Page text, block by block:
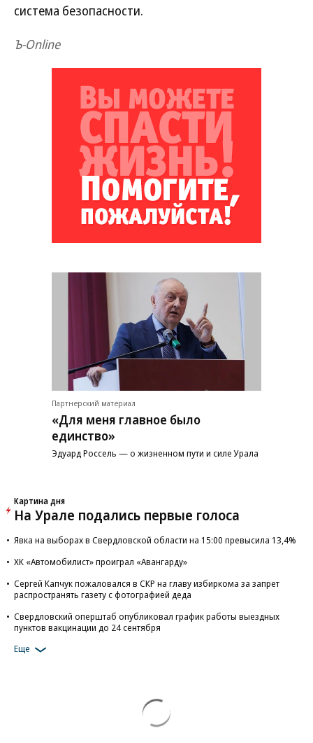
система безопасности.
Ъ-Online
Партнерский материал
«Для меня главное было
единство»
Эдуард Россель — о жизненном пути и силе Урала
Картина дня
На Урале подались первые голоса
Явка на выборах в Свердловской области на 15:00 превысила 13,4%
ХК «Автомобилист» проиграл «Авангарду»
Сергей Капчук пожаловался в СКР на главу избиркома за запрет
распространять газету с фотографией деда
Свердловский оперштаб опубликовал график работы выездных
пунктов вакцинации до 24 сентября
Еще